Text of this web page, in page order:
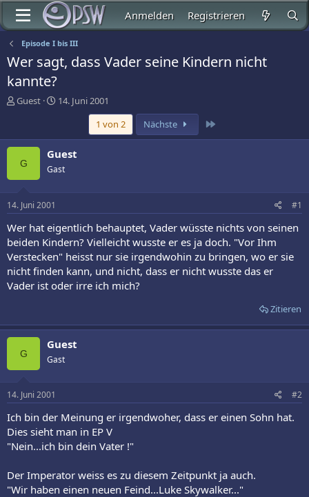
Anmelden Registrieren
Episode I bis III
Wer sagt, dass Vader seine Kindern nicht
kannte?
E
t
e
Guest
E
t
e
l
l
m
14. Juni 2001
1 von 2
Nächste
G
Guest
Gast
14. Juni 2001 #1
Wer hat eigentlich behauptet, Vader wüsste nichts von seinen
beiden Kindern? Vielleicht wusste er es ja doch. "Vor Ihm
Verstecken" heisst nur sie irgendwohin zu bringen, wo er sie
nicht finden kann, und nicht, dass er nicht wusste das er
Vader ist oder irre ich mich?
Zitieren
G
Guest
Gast
14. Juni 2001 #2
Ich bin der Meinung er irgendwoher, dass er einen Sohn hat.
Dies sieht man in EP V
"Nein...ich bin dein Vater !"
Der Imperator weiss es zu diesem Zeitpunkt ja auch.
"Wir haben einen neuen Feind...Luke Skywalker..."